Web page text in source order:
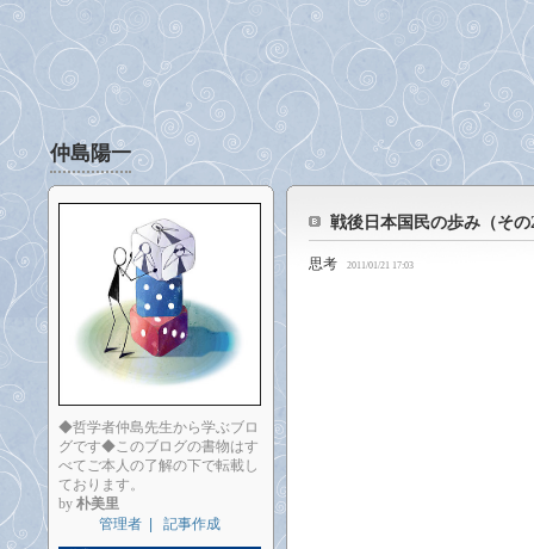
仲島陽一
戦後日本国民の歩み（その
思考 2011/01/21 17:03
◆哲学者仲島先生から学ぶブロ
グです◆このブログの書物はす
べてご本人の了解の下で転載し
ております。
by 朴美里
管理者
記事作成